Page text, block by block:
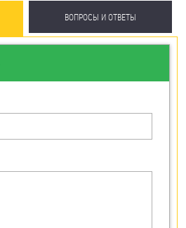
ВОПРОСЫ И ОТВЕТЫ